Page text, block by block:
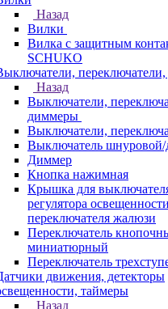
Назад
Вилки
Вилка с защитным
SCHUKO
Назад
Выключатели,
диммеры
Выключатели,
Выключатель
Диммер
Кнопка нажимная
Крышка для
регулятора
переключателя жалюзи
Переключатель
миниатюрный
Переключатель
движения, детекторы
таймеры
Назад